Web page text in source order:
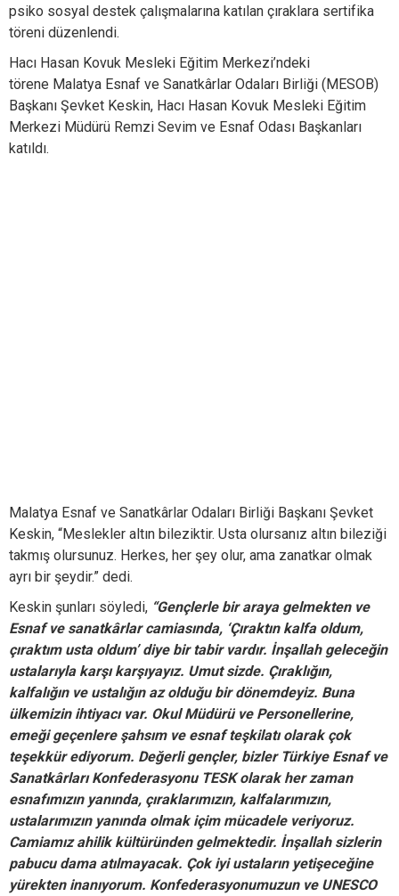
psiko sosyal destek çalışmalarına katılan çıraklara sertifika
töreni düzenlendi.
Hacı Hasan Kovuk Mesleki Eğitim Merkezi’ndeki
törene Malatya Esnaf ve Sanatkârlar Odaları Birliği (MESOB)
Başkanı Şevket Keskin, Hacı Hasan Kovuk Mesleki Eğitim
Merkezi Müdürü Remzi Sevim ve Esnaf Odası Başkanları
katıldı.
Malatya Esnaf ve Sanatkârlar Odaları Birliği Başkanı Şevket
Keskin, “Meslekler altın bileziktir. Usta olursanız altın bileziği
takmış olursunuz. Herkes, her şey olur, ama zanatkar olmak
ayrı bir şeydir.” dedi.
Keskin şunları söyledi, “Gençlerle bir araya gelmekten ve
Esnaf ve sanatkârlar camiasında, ‘Çıraktın kalfa oldum,
çıraktım usta oldum’ diye bir tabir vardır. İnşallah geleceğin
ustalarıyla karşı karşıyayız. Umut sizde. Çıraklığın,
kalfalığın ve ustalığın az olduğu bir dönemdeyiz. Buna
ülkemizin ihtiyacı var. Okul Müdürü ve Personellerine,
emeği geçenlere şahsım ve esnaf teşkilatı olarak çok
teşekkür ediyorum. Değerli gençler, bizler Türkiye Esnaf ve
Sanatkârları Konfederasyonu TESK olarak her zaman
esnafımızın yanında, çıraklarımızın, kalfalarımızın,
ustalarımızın yanında olmak içim mücadele veriyoruz.
Camiamız ahilik kültüründen gelmektedir. İnşallah sizlerin
pabucu dama atılmayacak. Çok iyi ustaların yetişeceğine
yürekten inanıyorum. Konfederasyonumuzun ve UNESCO